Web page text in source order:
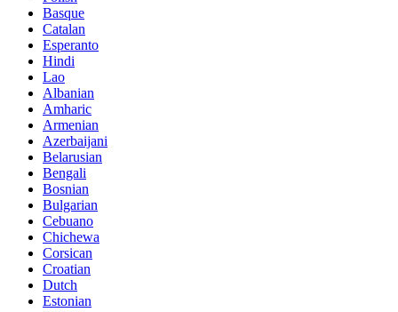
Basque
Catalan
Esperanto
Hindi
Lao
Albanian
Amharic
Armenian
Azerbaijani
Belarusian
Bengali
Bosnian
Bulgarian
Cebuano
Chichewa
Corsican
Croatian
Dutch
Estonian